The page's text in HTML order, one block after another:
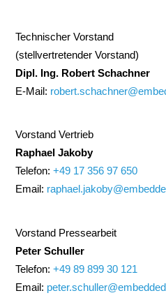
Technischer Vorstand
(stellvertretender Vorstand)
Dipl. Ing. Robert Schachner
E-Mail:
Vorstand Vertrieb
Raphael Jakoby
Telefon:+49 17 356 97 650
Email:
Vorstand Pressearbeit
Peter Schuller
Telefon:+49 89 899 30 121
Email: